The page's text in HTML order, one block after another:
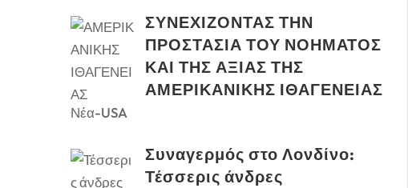
ΣΥΝΕΧΙΖΟΝΤΑΣ ΤΗΝ
ΠΡΟΣΤΑΣΙΑ ΤΟΥ ΝΟΗΜΑΤΟΣ
ΚΑΙ ΤΗΣ ΑΞΙΑΣ ΤΗΣ
ΑΜΕΡΙΚΑΝΙΚΗΣ ΙΘΑΓΕΝΕΙΑΣ
Νέα-USA
Συναγερμός στο Λονδίνο:
Τέσσερις άνδρες